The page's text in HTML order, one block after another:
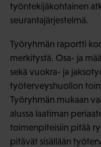
työntekijäkohtainen
seurantajärjestelmä.
Työryhmän raportti
merkitystä. Osa- ja
sekä vuokra- ja
työterveyshuollon
Työryhmän mukaan
alussa laatiman
toimenpiteisiin pitää
pitävät sisällään